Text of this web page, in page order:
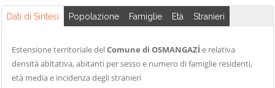
Dati di Sintesi Popolazione Famiglie Età Stranieri
Estensione territoriale delComune di OSMANGAZİ e relativa
densità abitativa, abitanti per sesso e numero di famiglie residenti,
età media e incidenza degli stranieri